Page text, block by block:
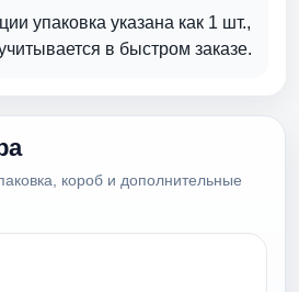
упаковка указана как 1 шт.,
в быстром заказе.
короб и дополнительные